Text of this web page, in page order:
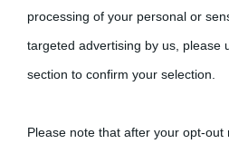
processing of your personal or
targeted advertising by us, please
section to confirm your selection.
Please note that after your opt-out
←L’inganno, film di Sofia